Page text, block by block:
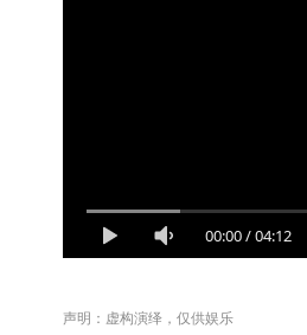
00:00/04:12
声明：虚构演绎，仅供娱乐